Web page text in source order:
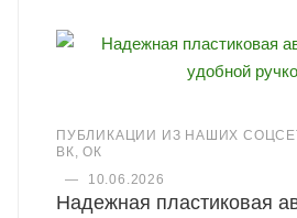
ПУБЛИКАЦИИ ИЗ НАШИХ
ВК, ОК
—
10.06.2026
Надежная пластиковая